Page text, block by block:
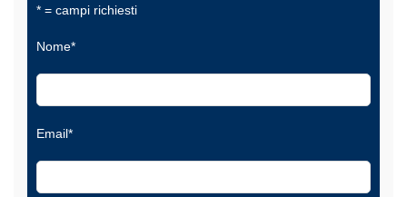
* = campi richiesti
Nome*
Email*